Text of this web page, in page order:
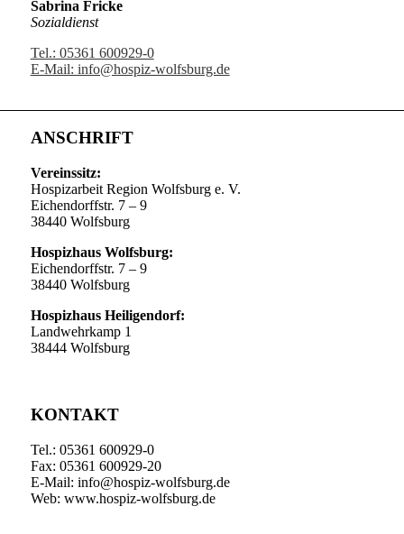
Sabrina Fricke
Sozialdienst
Tel.: 05361 600929-0
E-Mail: info@hospiz-wolfsburg.de
ANSCHRIFT
Vereinssitz:
Hospizarbeit Region Wolfsburg e. V.
Eichendorffstr. 7 – 9
38440 Wolfsburg
Hospizhaus Wolfsburg:
Eichendorffstr. 7 – 9
38440 Wolfsburg
Hospizhaus Heiligendorf:
Landwehrkamp 1
38444 Wolfsburg
KONTAKT
Tel.: 05361 600929-0
Fax: 05361 600929-20
E-Mail: info@hospiz-wolfsburg.de
Web: www.hospiz-wolfsburg.de